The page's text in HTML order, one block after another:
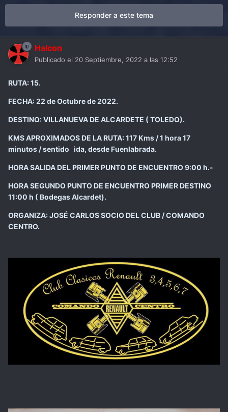
Responder a este tema
Halcon
Publicado el 20 Septiembre, 2022 a las 12:52
RUTA: 15.
FECHA: 22 de Octubre de 2022.
DESTINO: VILLANUEVA DE ALCARDETE ( TOLEDO).
KMS APROXIMADOS DE LA RUTA: 117 Kms / 1 hora 17
minutos / sentido ida, desde Fuenlabrada.
HORA SALIDA DEL PRIMER PUNTO DE ENCUENTRO 9:00 h.-
HORA SEGUNDO PUNTO DE ENCUENTRO PRIMER DESTINO
11:00 h ( Bodegas Alcardet).
ORGANIZA: JOSÉ CARLOS SOCIO DEL CLUB / COMANDO
CENTRO.